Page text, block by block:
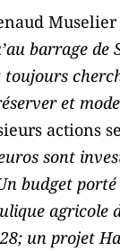
barrage de
et
actions
sont
budget porté
agricole
un projet